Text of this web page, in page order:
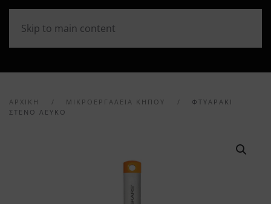
Skip to main content
ΑΡΧΙΚΉ ΜΙΚΡΟΕΡΓΑΛΕΙΑ ΚΗΠΟΥ
ΦΤΥΑΡΆΚΙ
ΣΤΕΝΌ ΛΕΥΚΌ